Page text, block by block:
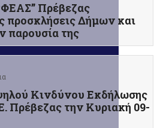
Πρέβεζας
προσκλήσεις Δήμων και
παρουσία της
Κινδύνου Εκδήλωσης
Πρέβεζας την Κυριακή 09-